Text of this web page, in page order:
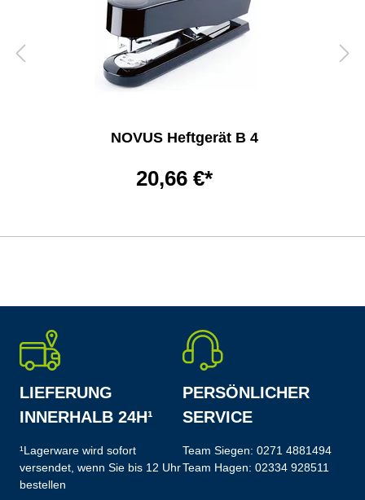
NOVUS Heftgerät B 4
20,66 €*
LIEFERUNG
INNERHALB 24H¹
¹Lagerware wird sofort
versendet, wenn Sie bis 12 Uhr
bestellen
PERSÖNLICHER
SERVICE
Team Siegen: 0271 4881494
Team Hagen: 02334 928511